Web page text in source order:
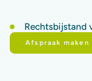
Rechtsbijstand
Afspraak maken